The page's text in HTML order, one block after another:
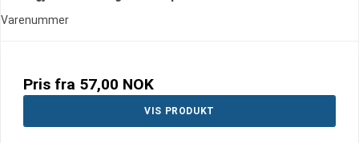
Varenummer
Pris fra 57,00 NOK
VIS PRODUKT